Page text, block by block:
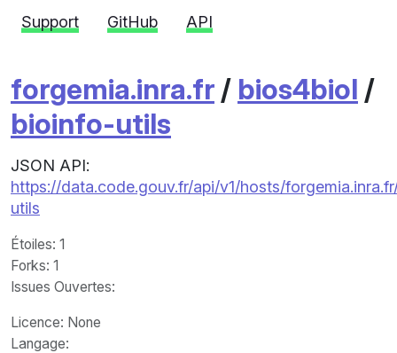
Support GitHub API
forgemia.inra.fr / bios4biol /
bioinfo-utils
JSON API:
https://data.code.gouv.fr/api/v1/hosts/
utils
Étoiles: 1
Forks: 1
Issues Ouvertes:
Licence: None
Langage: